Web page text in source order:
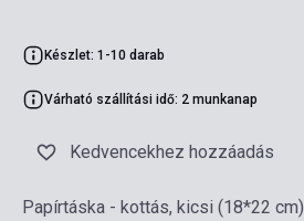
Készlet: 1-10 darab
Várható szállítási idő: 2 munkanap
Kedvencekhez hozzáadás
Papírtáska - kottás, kicsi (18*22 cm)